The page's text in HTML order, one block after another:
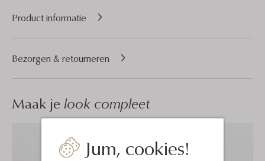
Jum, cookies!
Product informatie
Bezorgen & retourneren
Maak je look compleet